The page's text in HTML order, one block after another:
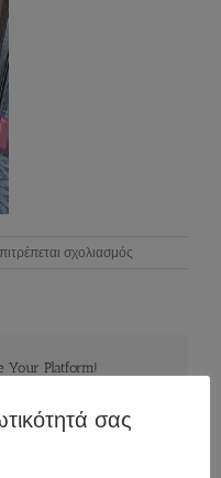
σχολιασμός
Your Platform!
σας